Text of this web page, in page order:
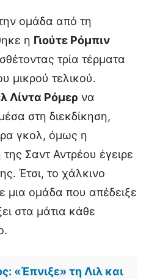
ομάδα από τη
η Γιούτε Ρόμπιν
τρία τέρματα
μικρού τελικού.
Λίντα Ρόμερ να
στη διεκδίκηση,
γκολ, όμως η
Σαντ Αντρέου έγειρε
Έτσι, το χάλκινο
μια ομάδα που απέδειξε
στα μάτια κάθε
«Έπνιξε» τη Λιλ και